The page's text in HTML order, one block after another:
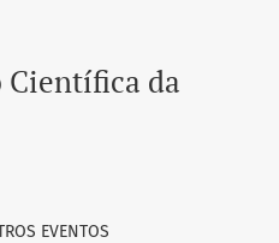
Científica da
EVENTOS